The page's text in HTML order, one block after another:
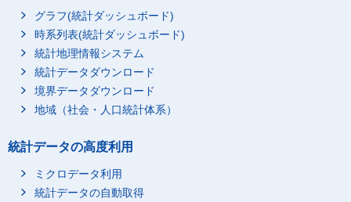
グラフ(統計ダッシュボード)
時系列表(統計ダッシュボード)
統計地理情報システム
統計データダウンロード
境界データダウンロード
地域（社会・人口統計体系）
統計データの高度利用
ミクロデータ利用
統計データの自動取得